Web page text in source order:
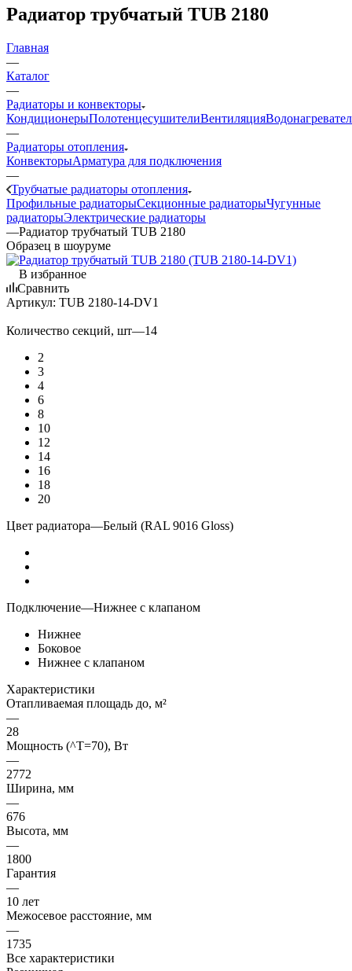
Радиатор трубчатый TUB 2180
Главная
—
Каталог
—
Радиаторы и конвекторы
КондиционерыПолотенцесушителиВентиляция
—
Радиаторы отопления
КонвекторыАрматура для подключения
—
Трубчатые радиаторы отопления
Профильные радиаторыСекционные радиаторыЧугунные
радиаторыЭлектрические радиаторы
—Радиатор трубчатый TUB 2180
Образец в шоуруме
В избранное
Сравнить
Артикул: TUB 2180-14-DV1
Количество секций, шт—14
2
3
4
6
8
10
12
14
16
18
20
Цвет радиатора—Белый (RAL 9016 Gloss)
Подключение—Нижнее с клапаном
Нижнее
Боковое
Нижнее с клапаном
Характеристики
Отапливаемая площадь до, м²
—
28
Мощность (^T=70), Вт
—
2772
Ширина, мм
—
676
Высота, мм
—
1800
Гарантия
—
10 лет
Межосевое расстояние, мм
—
1735
Все характеристики